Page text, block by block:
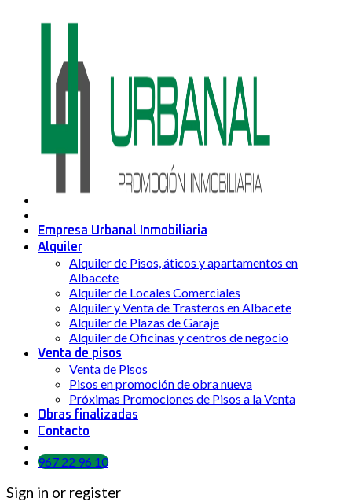
Empresa Urbanal Inmobiliaria
Alquiler
Alquiler de Pisos, áticos y apartamentos en
Albacete
Alquiler de Locales Comerciales
Alquiler y Venta de Trasteros en Albacete
Alquiler de Plazas de Garaje
Alquiler de Oficinas y centros de negocio
Venta de pisos
Venta de Pisos
Pisos en promoción de obra nueva
Próximas Promociones de Pisos a la Venta
Obras finalizadas
Contacto
967 22 96 10
Sign in or register